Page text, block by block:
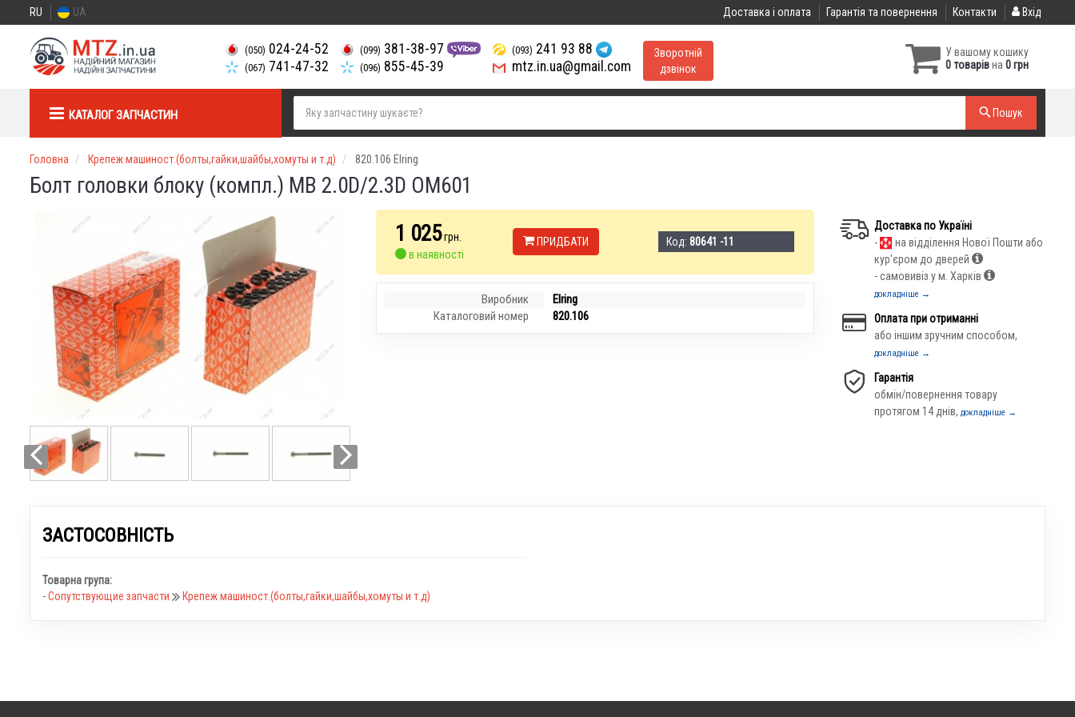
RU UA Доставка і оплата Гарантія та повернення Контакти Вхід
(050) 024-24-52
(067) 741-47-32
(099) 381-38-97
(096) 855-45-39
(093) 241 93 88
mtz.in.ua@gmail.com
Зворотній
дзвінок
У вашому кошику
0 товарівна 0 грн
КАТАЛОГ ЗАПЧАСТИН Пошук
Головна Крепеж машиност.(болты,гайки,шайбы,хомуты и т.д) 820.106 Elring
Болт головки блоку (компл.) MB 2.0D/2.3D OM601
1 025грн.
в наявності
ПРИДБАТИ Код:80641 -11
Виробник
Elring
Каталоговий номер
820.106
Доставка по Україні
-
на відділення Нової Пошти або
кур'єром до дверей
- самовивіз у м. Харків
докладніше →
Оплата при отриманні
або іншим зручним способом,
докладніше →
Гарантія
обмін/повернення товару
протягом 14 днів,докладніше →
ЗАСТОСОВНІСТЬ
Товарна група:
-Сопутствующие запчасти Крепеж машиност.(болты,гайки,шайбы,хомуты и т.д)